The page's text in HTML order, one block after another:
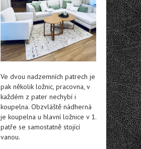
Ve dvou nadzemních patrech je
pak několik ložnic, pracovna, v
každém z pater nechybí i
koupelna. Obzvláště nádherná
je koupelna u hlavní ložnice v 1.
patře se samostatně stojící
vanou.